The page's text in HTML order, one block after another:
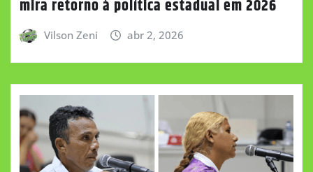
mira retorno à política estadual em 2026
Vilson Zeni abr 2, 2026